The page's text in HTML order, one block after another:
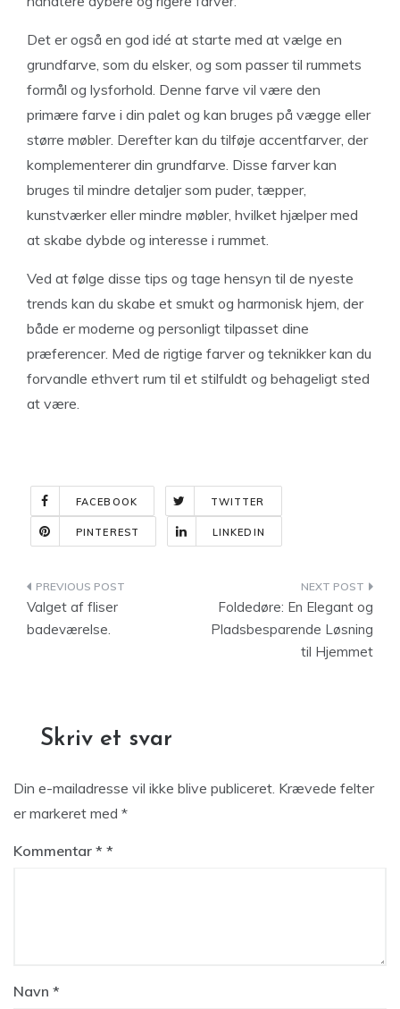
Det er også en god idé at starte med at vælge en
grundfarve, som du elsker, og som passer til rummets
formål og lysforhold. Denne farve vil være den
primære farve i din palet og kan bruges på vægge eller
større møbler. Derefter kan du tilføje accentfarver, der
komplementerer din grundfarve. Disse farver kan
bruges til mindre detaljer som puder, tæpper,
kunstværker eller mindre møbler, hvilket hjælper med
at skabe dybde og interesse i rummet.
Ved at følge disse tips og tage hensyn til de nyeste
trends kan du skabe et smukt og harmonisk hjem, der
både er moderne og personligt tilpasset dine
præferencer. Med de rigtige farver og teknikker kan du
forvandle ethvert rum til et stilfuldt og behageligt sted
at være.
FACEBOOK TWITTER
PINTEREST LINKEDIN
Indlægsnavigation
Valget af fliser
badeværelse.
Foldedøre: En Elegant og
Pladsbesparende Løsning
til Hjemmet
Skriv et svar
Din e-mailadresse vil ikke blive publiceret. Krævede felter
er markeret med *
Kommentar *
Navn *